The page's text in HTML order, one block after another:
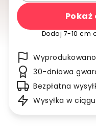
Dodaj 7-10 cm
30-dniowa
Bezpłatna
Wysyłka w